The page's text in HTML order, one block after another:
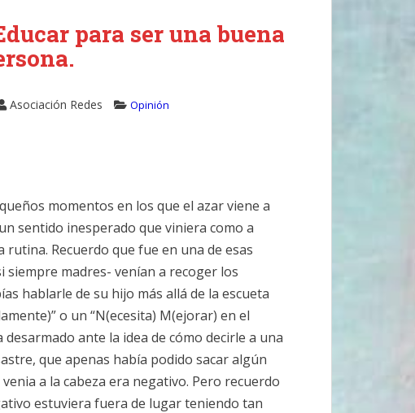
para ser una buena
Asociación Redes Opinión
momentos en los que el azar viene a
sentido inesperado que viniera como a
Recuerdo que fue en una de esas
siempre madres- venían a recoger los
hablarle de su hijo más allá de la escueta
o un “N(ecesita) M(ejorar) en el
ante la idea de cómo decirle a una
que apenas había podido sacar algún
a la cabeza era negativo. Pero recuerdo
estuviera fuera de lugar teniendo tan